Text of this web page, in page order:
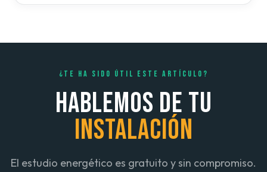
¿TE HA SIDO ÚTIL ESTE ARTÍCULO?
HABLEMOS DE TU
INSTALACIÓN
El estudio energético es gratuito y sin compromiso.